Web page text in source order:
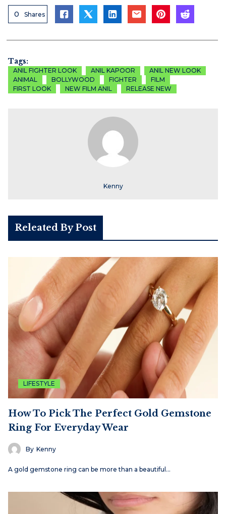
0 Shares
Tags:
ANIL FIGHTER LOOK ANIL KAPOOR
ANIL NEW LOOK
ANIMAL
BOLLYWOOD FIGHTER
FILM
FIRST LOOK
NEW FILM ANIL RELEASE NEW
Kenny
Releated By Post
LIFESTYLE
How To Pick The Perfect Gold Gemstone
Ring For Everyday Wear
By Kenny
A gold gemstone ring can be more than a beautiful…